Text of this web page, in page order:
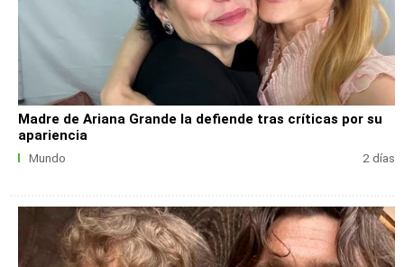
Madre de Ariana Grande la defiende tras críticas por su
apariencia
Mundo 2 días